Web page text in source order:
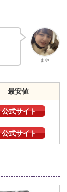
まや
最安値
公式サイト
公式サイト